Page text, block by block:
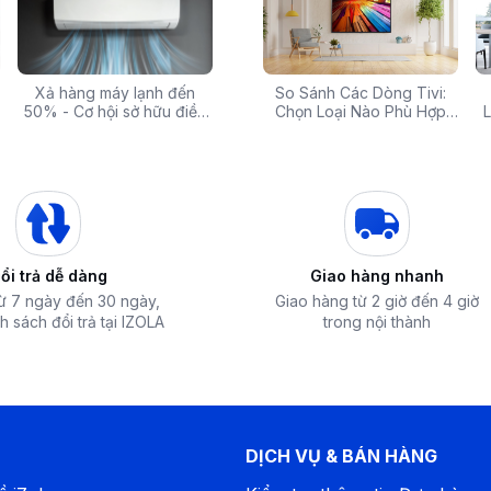
OLED. Tính năng thông minh này sử
xung quanh để tự động tinh chỉnh
vật thể trong khung hình, AI Picture
bằng ánh sáng tối ưu.
Xả hàng máy lạnh đến
50% - Cơ hội sở hữu điều
Săn Sale Khủng: Hàng
Điện Máy Cao Cấp Giảm
Tivi
Top 10 máy lọc nước nóng
lạnh tốt nhất đáng mua
So Sánh Các Dòng Tivi:
Chọn Loại Nào Phù Hợp
trả dễ dàng
7 ngày đến 30 ngày,
sách đổi trả tại IZOLA
Giao hàng nhanh
Giao hàng từ 2 giờ đến 4 giờ
trong nội thành
DỊCH VỤ & BÁN HÀNG